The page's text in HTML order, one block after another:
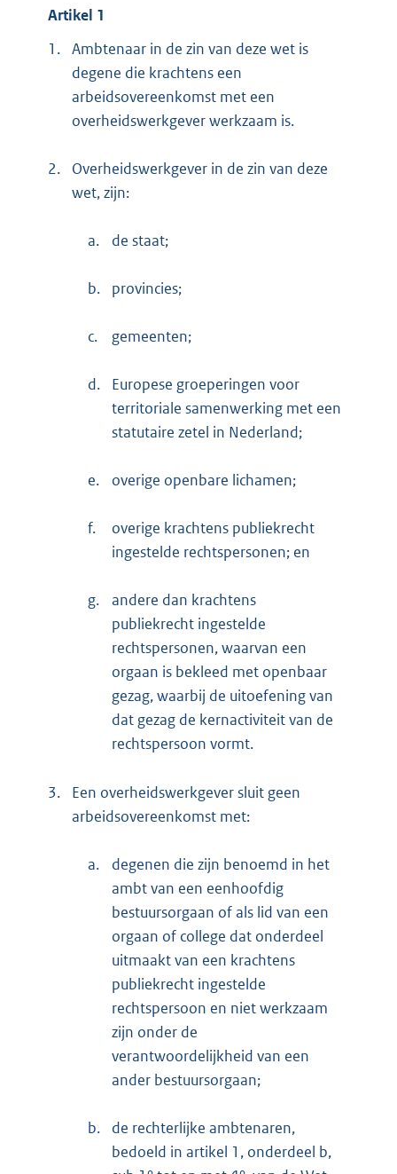
Artikel 1
1. Ambtenaar in de zin van deze wet is
degene die krachtens een
arbeidsovereenkomst met een
overheidswerkgever werkzaam is.
2.
Overheidswerkgever in de zin van deze
wet, zijn:
a. de staat;
b. provincies;
c. gemeenten;
d.
Europese groeperingen voor
territoriale samenwerking met een
statutaire zetel in Nederland;
e. overige openbare lichamen;
f.
overige krachtens publiekrecht
ingestelde rechtspersonen; en
g.
andere dan krachtens
publiekrecht ingestelde
rechtspersonen, waarvan een
orgaan is bekleed met openbaar
gezag, waarbij de uitoefening van
dat gezag de kernactiviteit van de
rechtspersoon vormt.
3.
Een overheidswerkgever sluit geen
arbeidsovereenkomst met:
a.
degenen die zijn benoemd in het
ambt van een eenhoofdig
bestuursorgaan of als lid van een
orgaan of college dat onderdeel
uitmaakt van een krachtens
publiekrecht ingestelde
rechtspersoon en niet werkzaam
zijn onder de
verantwoordelijkheid van een
ander bestuursorgaan;
b.
de rechterlijke ambtenaren,
bedoeld in artikel 1, onderdeel b,